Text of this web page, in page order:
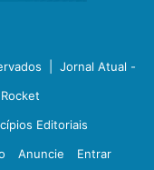
| Jornal Atual -
Editoriais
Anuncie Entrar